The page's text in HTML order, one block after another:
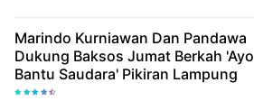
Marindo Kurniawan Dan Pandawa
Dukung Baksos Jumat Berkah 'Ayo
Bantu Saudara' Pikiran Lampung